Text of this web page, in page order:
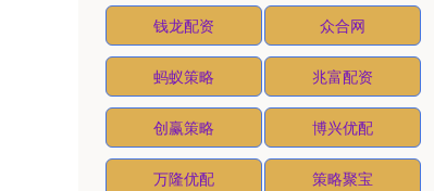
钱龙配资 众合网
蚂蚁策略 兆富配资
创赢策略 博兴优配
万隆优配 策略聚宝